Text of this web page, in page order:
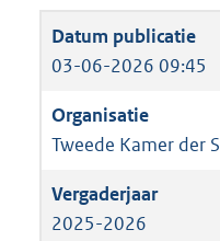
03-06-2026 09:45
Tweede Kamer der
2025-2026